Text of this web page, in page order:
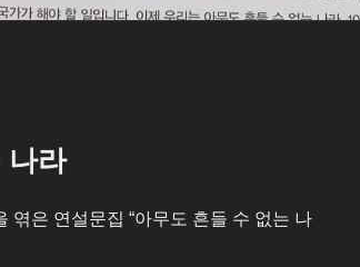
나라
엮은 연설문집 “아무도 흔들 수 없는 나